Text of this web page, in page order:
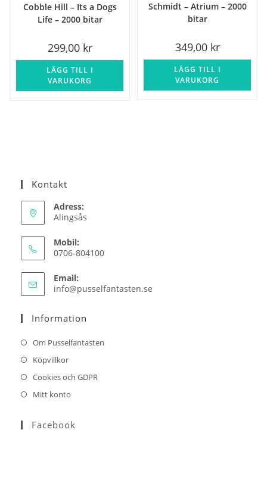
Cobble Hill – Its a Dogs
Life – 2000 bitar
299,00 kr
LÄGG TILL I
VARUKORG
Schmidt – Atrium – 2000
bitar
349,00 kr
LÄGG TILL I
VARUKORG
Kontakt
Adress:
Alingsås
Mobil:
0706-804100
Email:
info@pusselfantasten.se
Information
Om Pusselfantasten
Köpvillkor
Cookies och GDPR
Mitt konto
Facebook